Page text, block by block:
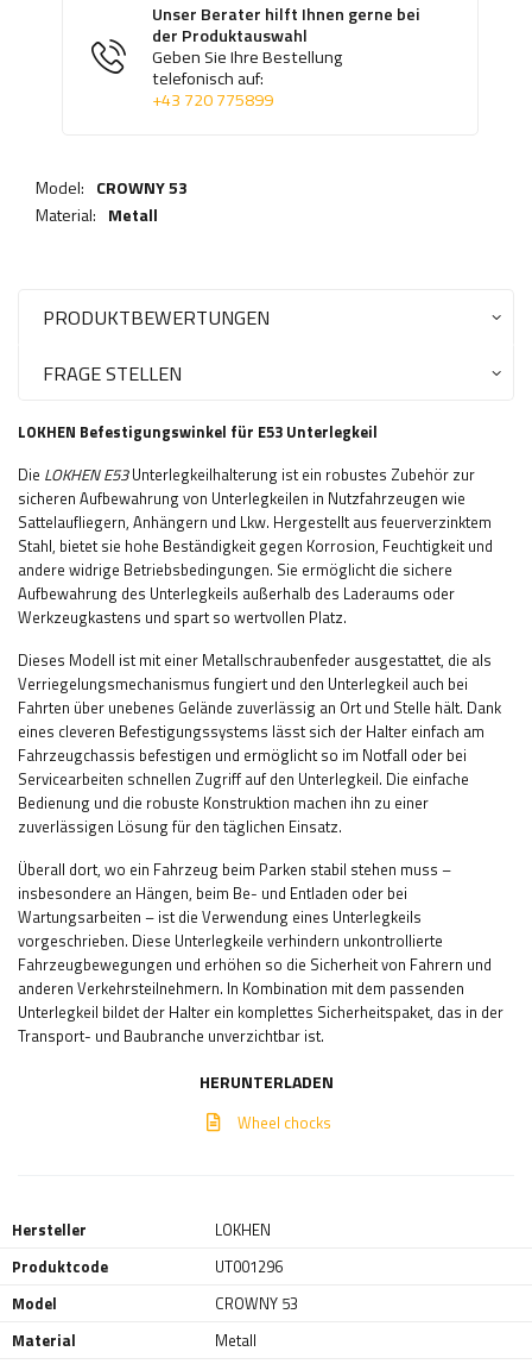
Unser Berater hilft Ihnen gerne bei
der Produktauswahl
Geben Sie Ihre Bestellung
telefonisch auf:
+43 720 775899
Model: CROWNY 53
Material: Metall
PRODUKTBEWERTUNGEN
FRAGE STELLEN
LOKHEN Befestigungswinkel für E53 Unterlegkeil
Die LOKHEN E53Unterlegkeilhalterung ist ein robustes Zubehör zur
sicheren Aufbewahrung von Unterlegkeilen in Nutzfahrzeugen wie
Sattelaufliegern, Anhängern und Lkw. Hergestellt aus feuerverzinktem
Stahl, bietet sie hohe Beständigkeit gegen Korrosion, Feuchtigkeit und
andere widrige Betriebsbedingungen. Sie ermöglicht die sichere
Aufbewahrung des Unterlegkeils außerhalb des Laderaums oder
Werkzeugkastens und spart so wertvollen Platz.
Dieses Modell ist mit einer Metallschraubenfeder ausgestattet, die als
Verriegelungsmechanismus fungiert und den Unterlegkeil auch bei
Fahrten über unebenes Gelände zuverlässig an Ort und Stelle hält. Dank
eines cleveren Befestigungssystems lässt sich der Halter einfach am
Fahrzeugchassis befestigen und ermöglicht so im Notfall oder bei
Servicearbeiten schnellen Zugriff auf den Unterlegkeil. Die einfache
Bedienung und die robuste Konstruktion machen ihn zu einer
zuverlässigen Lösung für den täglichen Einsatz.
Überall dort, wo ein Fahrzeug beim Parken stabil stehen muss –
insbesondere an Hängen, beim Be- und Entladen oder bei
Wartungsarbeiten – ist die Verwendung eines Unterlegkeils
vorgeschrieben. Diese Unterlegkeile verhindern unkontrollierte
Fahrzeugbewegungen und erhöhen so die Sicherheit von Fahrern und
anderen Verkehrsteilnehmern. In Kombination mit dem passenden
Unterlegkeil bildet der Halter ein komplettes Sicherheitspaket, das in der
Transport- und Baubranche unverzichtbar ist.
HERUNTERLADEN
Wheel chocks
Hersteller
LOKHEN
Produktcode
UT001296
Model
CROWNY 53
Material
Metall